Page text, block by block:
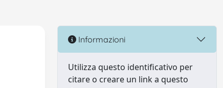
Informazioni
Utilizza questo identificativo per
citare o creare un link a questo